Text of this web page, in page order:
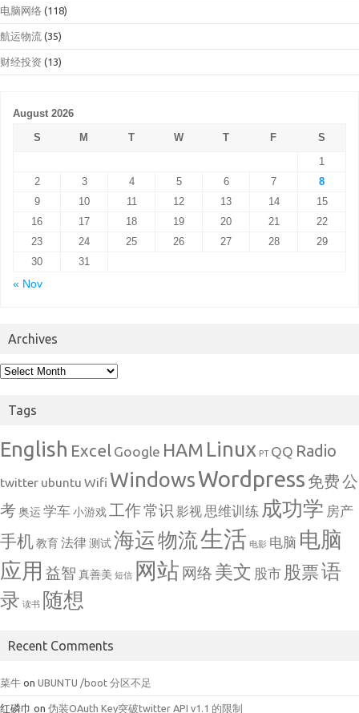
电脑网络 (118)
航运物流 (35)
财经投资 (13)
August 2026
S
M T W T F
S
1
2
3 4 5 6 7
8
9
10 11 12 13 14
15
16
17 18 19 20 21
22
23
24 25 26 27 28
29
30
31
« Nov
Archives
Archives
Tags
English Excel Google HAM Linux PT QQ Radio
twitter ubuntu Wifi WindowsWordpress 免费公
考奥运 学车小游戏 工作常识 影视 思维训练 成功学 房产
手机教育法律测试海运物流生活 电影 电脑 电脑
应用 益智 真善美 短信 网站 网络 美文 股市 股票语
录 读书 随想
Recent Comments
菜牛 on UBUNTU /boot 分区不足
红磷巾 on 伪装OAuth Key突破twitter API v1.1 的限制